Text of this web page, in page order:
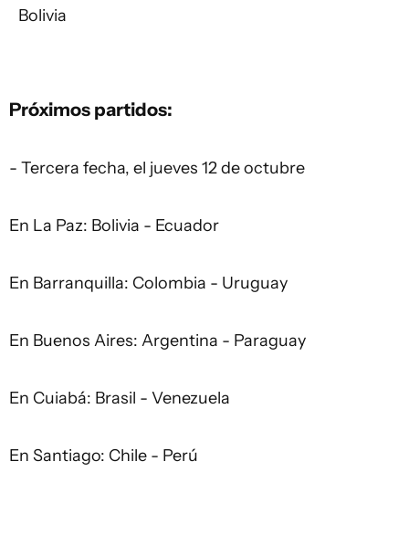
Bolivia
Próximos partidos:
- Tercera fecha, el jueves 12 de octubre
En La Paz: Bolivia - Ecuador
En Barranquilla: Colombia - Uruguay
En Buenos Aires: Argentina - Paraguay
En Cuiabá: Brasil - Venezuela
En Santiago: Chile - Perú